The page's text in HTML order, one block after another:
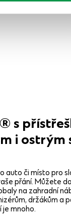
s
i ostrým
auto či místo pro
přání. Můžete
na zahradní
držákům a
mnoho.